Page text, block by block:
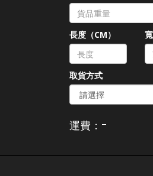
長度（CM）
取貨方式
運費： -